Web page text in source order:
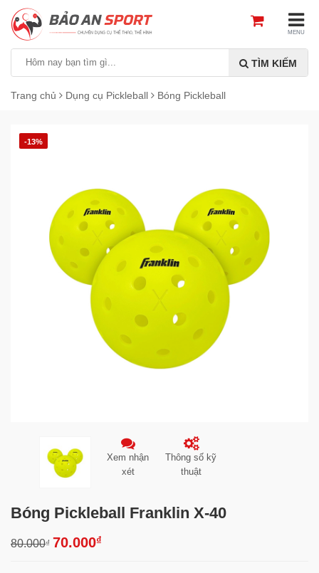
MENU
TÌM KIẾM
Trang chủ Dụng cụ Pickleball Bóng Pickleball
-13%
Xem nhận
xét
Thông số kỹ
thuật
Bóng Pickleball Franklin X-40
80.000₫ 70.000₫